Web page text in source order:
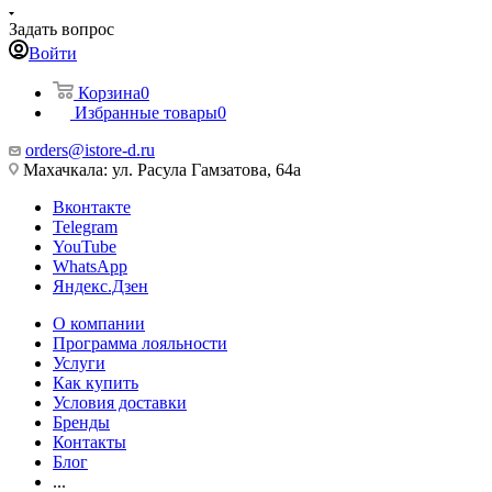
Задать вопрос
Войти
Корзина0
Избранные товары0
orders@istore-d.ru
Махачкала: ул. Расула Гамзатова, 64а
Вконтакте
Telegram
YouTube
WhatsApp
Яндекс.Дзен
О компании
Программа лояльности
Услуги
Как купить
Условия доставки
Бренды
Контакты
Блог
...